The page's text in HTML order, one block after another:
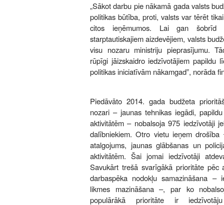
„Sākot darbu pie nākamā gada valsts
politikas būtība, proti, valsts var tērēt
citos ieņēmumos. Lai gan šobrīd
starptautiskajiem aizdevējiem, valsts
visu nozaru ministriju pieprasījumu.
rūpīgi jāizskaidro iedzīvotājiem papildu
politikas iniciatīvām nākamgad”, norāda
Piedāvāto 2014. gada budžeta
nozari – jaunas tehnikas iegādi,
aktivitātēm – nobalsoja 975 iedzīvotāji
dalībniekiem. Otro vietu ieņem drošība
atalgojums, jaunas glābšanas un
aktivitātēm. Šai jomai iedzīvotāji
Savukārt trešā svarīgākā prioritāte pēc
darbaspēka nodokļu samazināšana –
likmes mazināšana –, par ko
populārākā prioritāte ir